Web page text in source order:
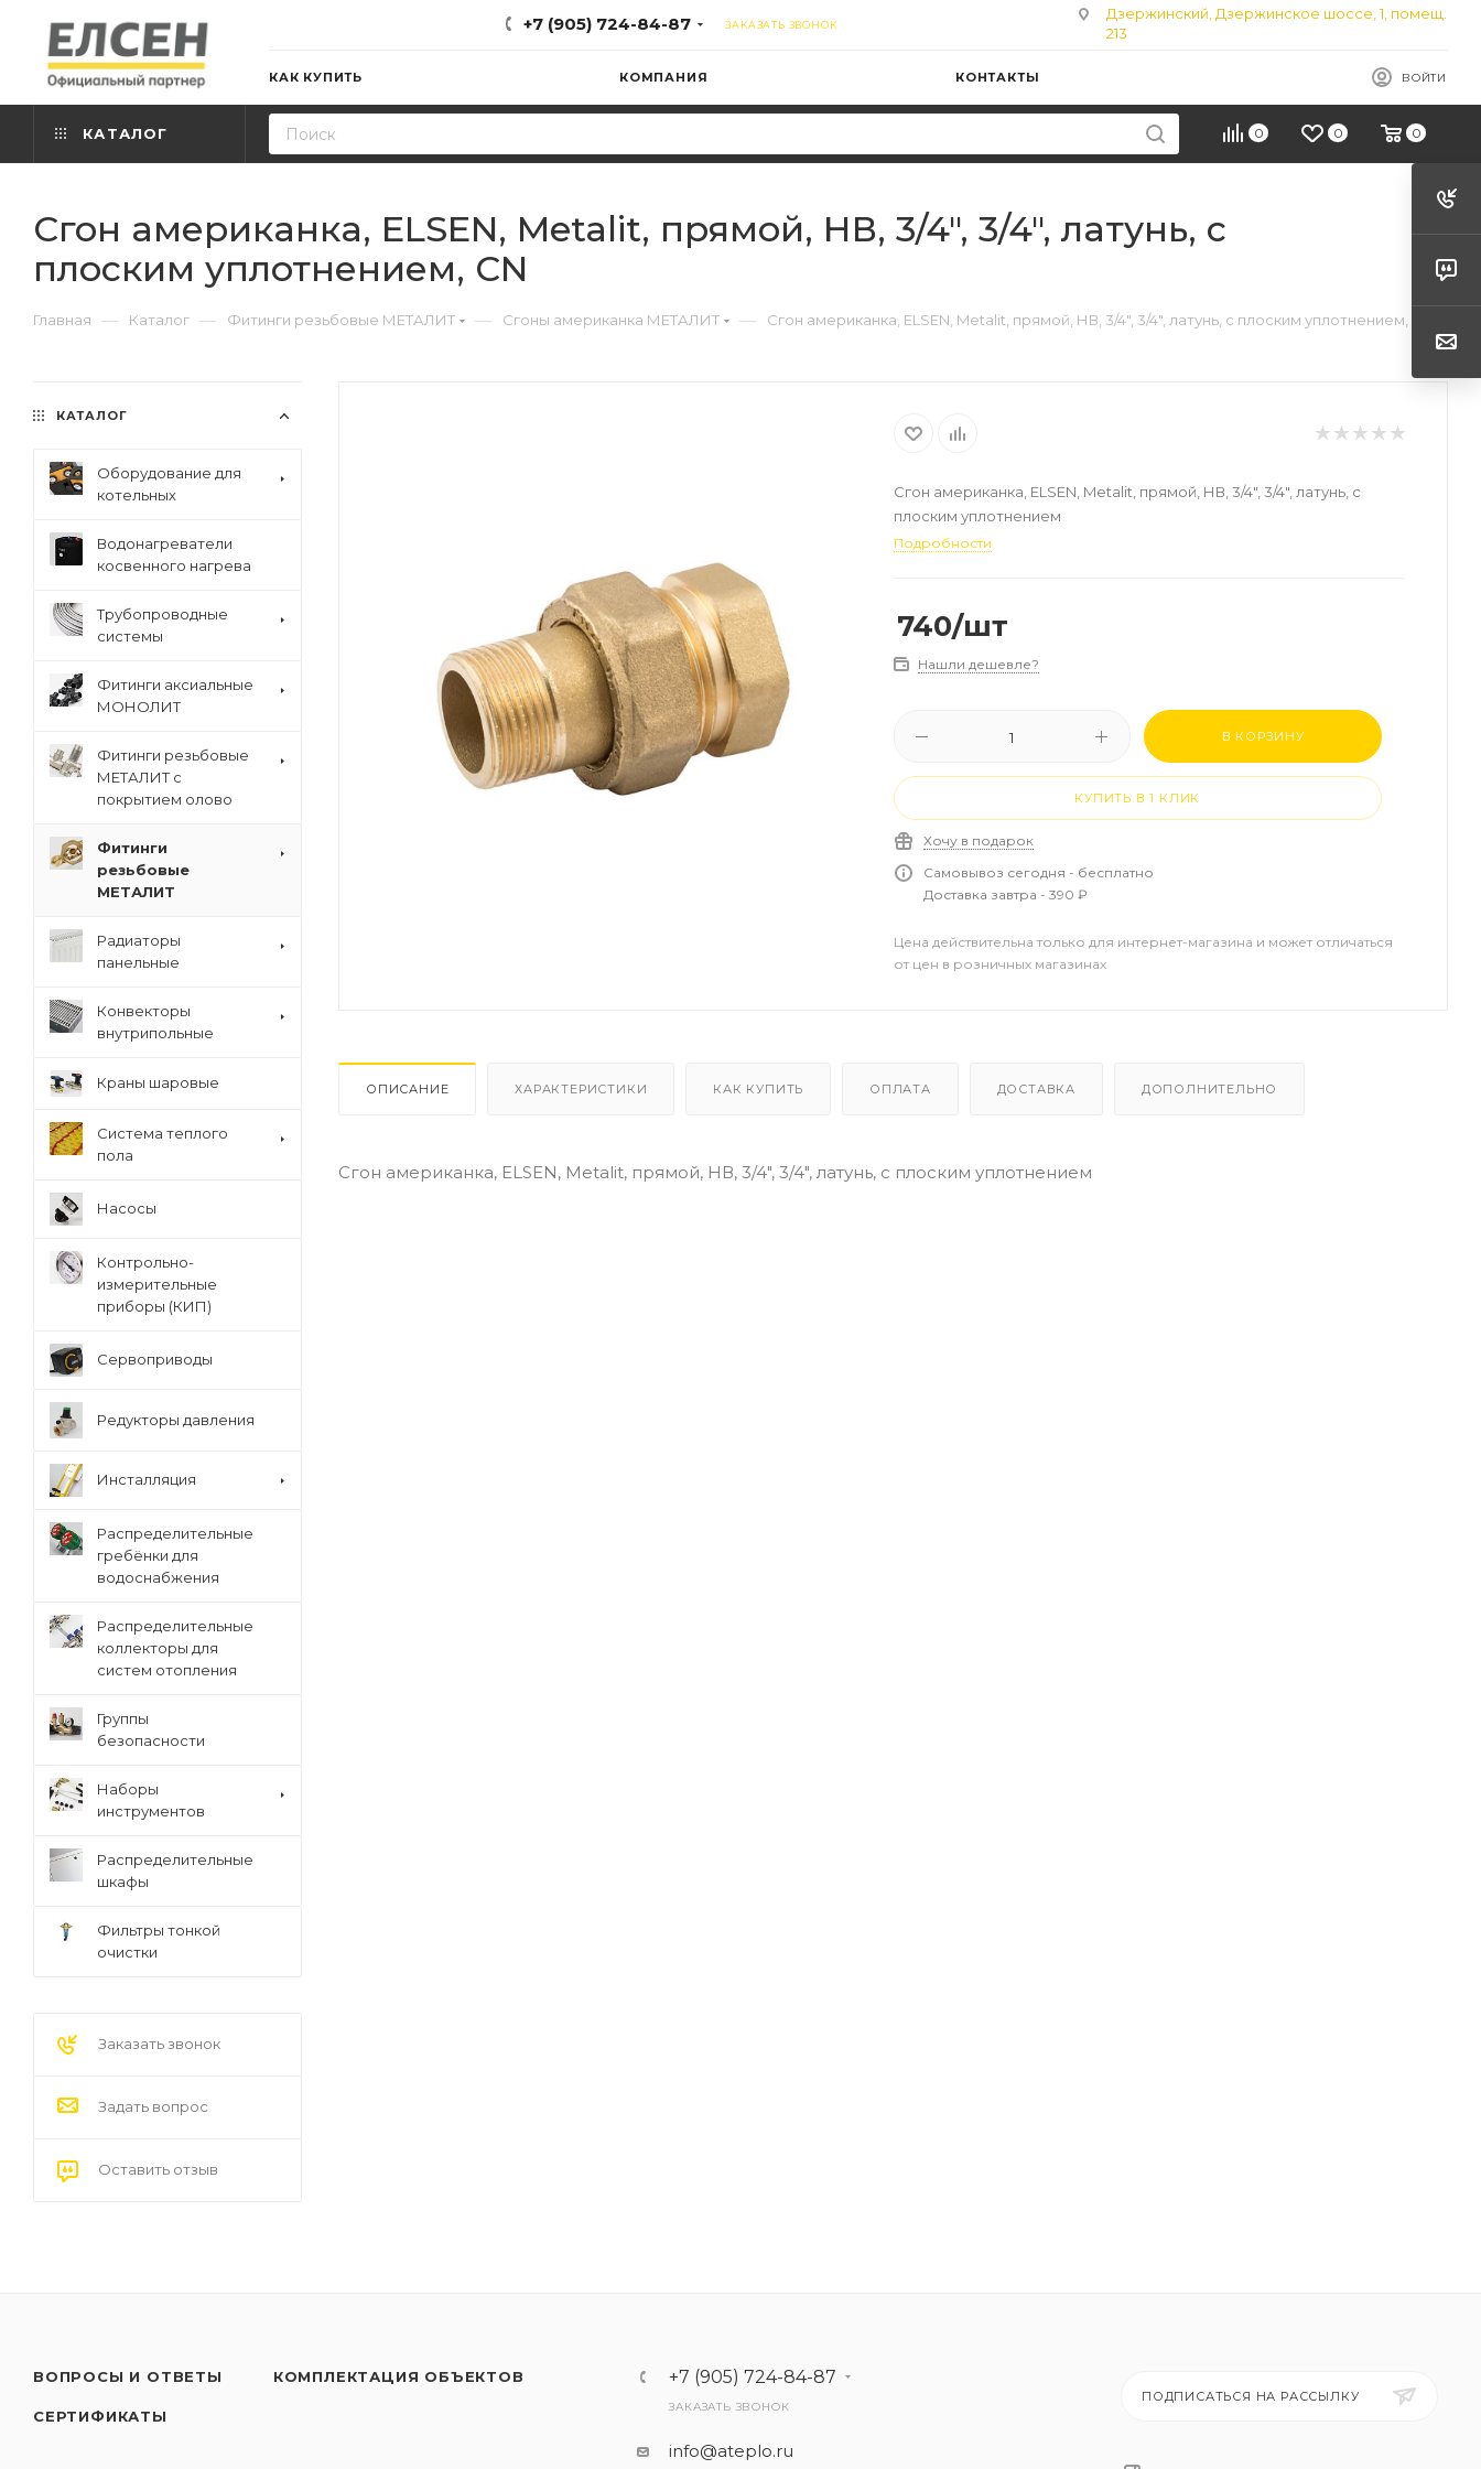
+7 (905) 724-84-87 ЗАКАЗАТЬ ЗВОНОК
Дзержинский, Дзержинское шоссе, 1, помещ.
213
ВОЙТИ
КАК КУПИТЬ КОМПАНИЯ КОНТАКТЫ
0 0 0
КАТАЛОГ
Сгон американка, ELSEN, Metalit, прямой, НВ, 3/4", 3/4", латунь, с
плоским уплотнением, CN
Главная — Каталог — Фитинги резьбовые МЕТАЛИТ — Сгоны американка МЕТАЛИТ — Сгон американка, ELSEN, Metalit, прямой, НВ, 3/4", 3/4", латунь, с плоским уплотнением, CN
Сгон американка, ELSEN, Metalit, прямой, НВ, 3/4", 3/4", латунь, с
плоским уплотнением
Подробности
740/шт
Нашли дешевле?
В КОРЗИНУ
КУПИТЬ В 1 КЛИК
Хочу в подарок
Самовывоз сегодня - бесплатно
Доставка завтра - 390 ₽
Цена действительна только для интернет-магазина и может отличаться
от цен в розничных магазинах
ОПИСАНИЕ ХАРАКТЕРИСТИКИ КАК КУПИТЬ ОПЛАТА ДОСТАВКА ДОПОЛНИТЕЛЬНО
Сгон американка, ELSEN, Metalit, прямой, НВ, 3/4", 3/4", латунь, с плоским уплотнением
КАТАЛОГ
Оборудование для
котельных
Водонагреватели
косвенного нагрева
Трубопроводные
системы
Фитинги аксиальные
МОНОЛИТ
Фитинги резьбовые
МЕТАЛИТ с
покрытием олово
Фитинги
резьбовые
МЕТАЛИТ
Радиаторы
панельные
Конвекторы
внутрипольные
Краны шаровые
Система теплого
пола
Насосы
Контрольно-
измерительные
приборы (КИП)
Сервоприводы
Редукторы давления
Инсталляция
Распределительные
гребёнки для
водоснабжения
Распределительные
коллекторы для
систем отопления
Группы
безопасности
Наборы
инструментов
Распределительные
шкафы
Фильтры тонкой
очистки
Заказать звонок
Задать вопрос
Оставить отзыв
ВОПРОСЫ И ОТВЕТЫ КОМПЛЕКТАЦИЯ ОБЪЕКТОВ
СЕРТИФИКАТЫ
+7 (905) 724-84-87
ЗАКАЗАТЬ ЗВОНОК
info@ateplo.ru
ПОДПИСАТЬСЯ НА РАССЫЛКУ